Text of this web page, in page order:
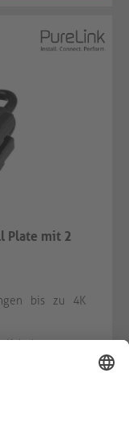
Plate mit 2
bis zu 4K
Kabel
10cm Kabel